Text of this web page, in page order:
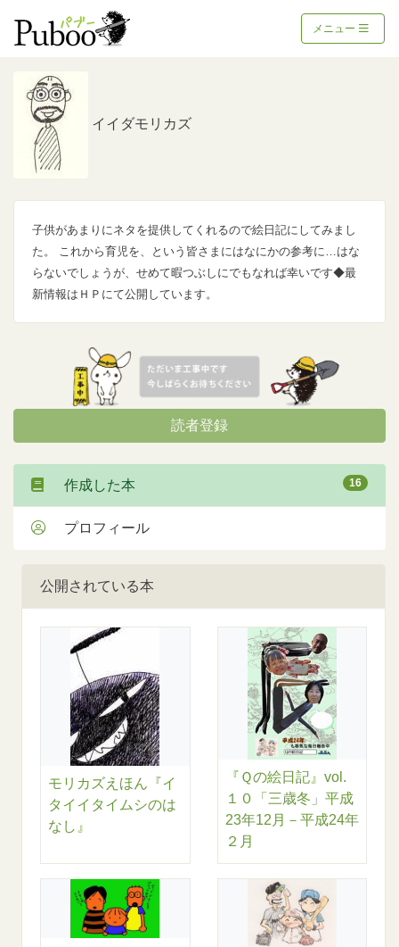
メニュー
公開されている本
モリカズえほん『イ
タイイタイムシのは
なし』
『Ｑの絵日記』vol.
１０「三歳冬」平成
23年12月－平成24年
２月
イイダモリカズ
子供があまりにネタを提供してくれるので絵日記にしてみまし
た。 これから育児を、という皆さまにはなにかの参考に…はな
らないでしょうが、せめて暇つぶしにでもなれば幸いです◆最
新情報はＨＰにて公開しています。
読者登録
作成した本 16
プロフィール